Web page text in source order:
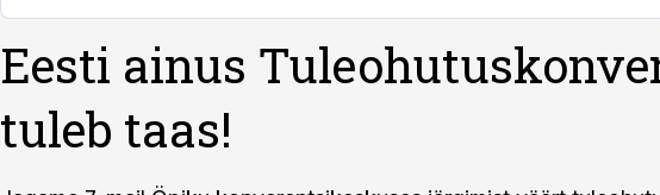
Eesti ainus
tuleb taas!